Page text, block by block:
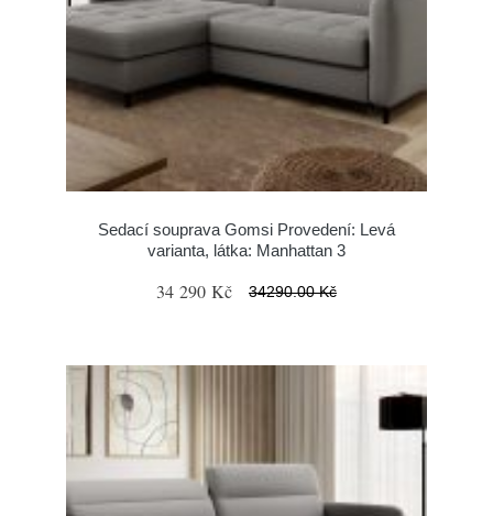
Sedací souprava Gomsi Provedení: Levá
varianta, látka: Manhattan 3
34 290 Kč 34290.00 Kč